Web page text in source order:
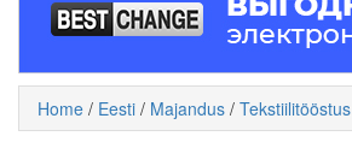
Home / Eesti / Majandus / Tekstiilitööstus